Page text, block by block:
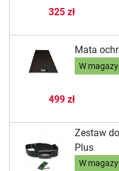
325 zł
Mata
W
499 zł
Zestaw
Plus
W